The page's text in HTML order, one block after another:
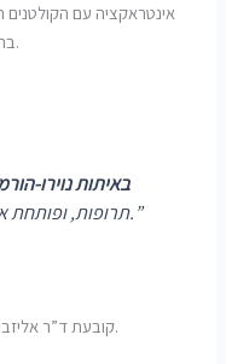
אינטראקציה עם
בתהליכי פיזיולוגיה רגילים ובתהליכי מחלה כאחד.
באיתות נוירו-
תרופות, ופותחת אפיקים חדשים להתערבויות טיפוליות.”
קובעת ד”ר אליזבת סמית’, חוקרת מובילה בתחום גילוי התרופות.